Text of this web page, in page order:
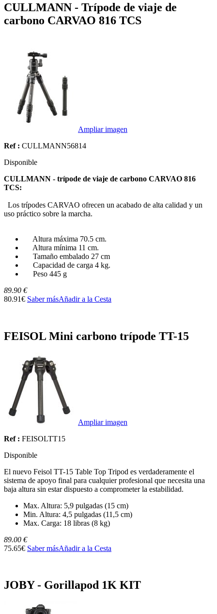
CULLMANN - Trípode de viaje de
carbono CARVAO 816 TCS
Ampliar imagen
Ref : CULLMANN56814
Disponible
CULLMANN - trípode de viaje de carbono CARVAO 816
TCS:
Los trípodes CARVAO ofrecen un acabado de alta calidad y un
uso práctico sobre la marcha.
Altura máxima 70.5 cm.
Altura mínima 11 cm.
Tamaño embalado 27 cm
Capacidad de carga 4 kg.
Peso 445 g
89.90 €
80.91€ Saber másAñadir a la Cesta
FEISOL Mini carbono trípode TT-15
Ampliar imagen
Ref : FEISOLTT15
Disponible
El nuevo Feisol TT-15 Table Top Tripod es verdaderamente el
sistema de apoyo final para cualquier profesional que necesita una
baja altura sin estar dispuesto a comprometer la estabilidad.
Max. Altura: 5,9 pulgadas (15 cm)
Min. Altura: 4,5 pulgadas (11,5 cm)
Max. Carga: 18 libras (8 kg)
89.00 €
75.65€ Saber másAñadir a la Cesta
JOBY - Gorillapod 1K KIT